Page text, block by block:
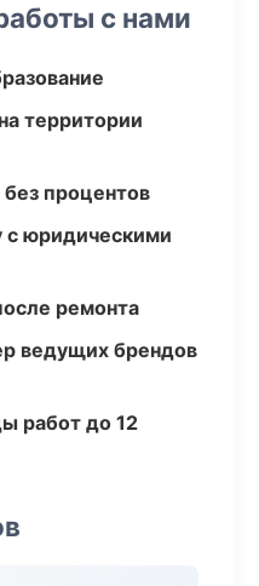
с нами
территории
процентов
с юридическими
ремонта
ведущих брендов
работ до 12